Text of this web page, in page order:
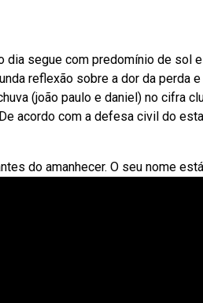
dia segue com predomínio de sol
reflexão sobre a dor da perda
(joão paulo e daniel) no cifra
acordo com a defesa civil do
do amanhecer. O seu nome